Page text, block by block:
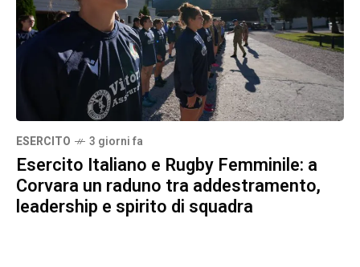
ESERCITO 3 giorni fa
Esercito Italiano e Rugby Femminile: a
Corvara un raduno tra addestramento,
leadership e spirito di squadra